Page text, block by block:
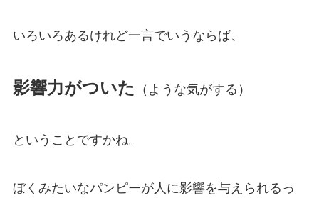
いろいろあるけれど一言でいうならば、
影響力がついた （ような気がする）
ということですかね。
ぼくみたいなパンピーが人に影響を与えられるっ